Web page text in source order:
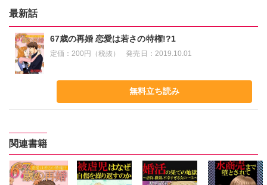
最新話
67歳の再婚 恋愛は若さの特権!?1
定価： 200円（税抜） 発売日： 2019.10.01
無料立ち読み
関連書籍